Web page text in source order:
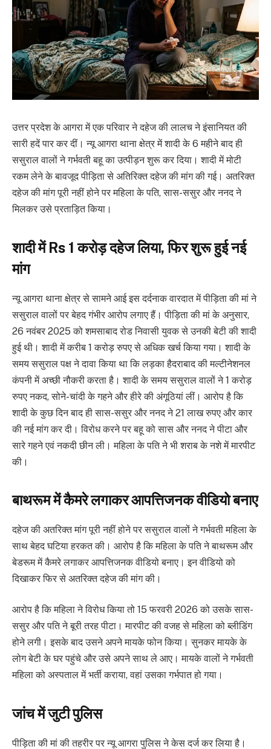
उत्तर प्रदेश के आगरा में एक परिवार ने दहेज की लालच ने इंसानियत की
सारी हदें पार कर दीं। न्यू आगरा थाना क्षेत्र में शादी के 6 महीने बाद ही
ससुराल वालों ने गर्भवती बहू का उत्पीड़न शुरू कर दिया। शादी में मोटी
रकम लेने के बावजूद पीड़िता से अतिरिक्त दहेज की मांग की गई। अतरिक्त
दहेज की मांग पूरी नहीं होने पर महिला के पति, सास-ससुर और ननद ने
मिलकर उसे प्रताड़ित किया।
शादी में Rs 1 करोड़ दहेज लिया, फिर शुरू हुई नई
मांग
न्यू आगरा थाना क्षेत्र से सामने आई इस दर्दनाक वारदात में पीड़िता की मां ने
ससुराल वालों पर बेहद गंभीर आरोप लगाए हैं। पीड़िता की मां के अनुसार,
26 नवंबर 2025 को शमसाबाद रोड निवासी युवक से उनकी बेटी की शादी
हुई थी। शादी में करीब 1 करोड़ रुपए से अधिक खर्च किया गया। शादी के
समय ससुराल पक्ष ने दावा किया था कि लड़का हैदराबाद की मल्टीनेशनल
कंपनी में अच्छी नौकरी करता है। शादी के समय ससुराल वालों ने 1 करोड़
रुपए नकद, सोने-चांदी के गहने और हीरे की अंगूठियां लीं। आरोप है कि
शादी के कुछ दिन बाद ही सास-ससुर और ननद ने 21 लाख रुपए और कार
की नई मांग कर दी। विरोध करने पर बहू को सास और ननद ने पीटा और
सारे गहने एवं नकदी छीन ली। महिला के पति ने भी शराब के नशे में मारपीट
की।
बाथरूम में कैमरे लगाकर आपत्तिजनक वीडियो बनाए
दहेज की अतरिक्त मांग पूरी नहीं होने पर ससुराल वालों ने गर्भवती महिला के
साथ बेहद घटिया हरकत की। आरोप है कि महिला के पति ने बाथरूम और
बेडरूम में कैमरे लगाकर आपत्तिजनक वीडियो बनाए। इन वीडियो को
दिखाकर फिर से अतरिक्त दहेज की मांग की।
आरोप है कि महिला ने विरोध किया तो 15 फरवरी 2026 को उसके सास-
ससुर और पति ने बूरी तरह पीटा। मारपीट की वजह से महिला को ब्लीडिंग
होने लगी। इसके बाद उसने अपने मायके फोन किया। सुनकर मायके के
लोग बेटी के घर पहुंचे और उसे अपने साथ ले आए। मायके वालों ने गर्भवती
महिला को अस्पताल में भर्ती कराया, वहां उसका गर्भपात हो गया।
जांच में जुटी पुलिस
पीड़िता की मां की तहरीर पर न्यू आगरा पुलिस ने केस दर्ज कर लिया है।